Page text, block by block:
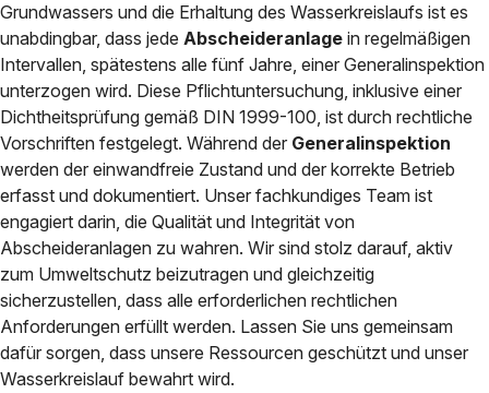
Grundwassers und die Erhaltung des Wasserkreislaufs ist es
unabdingbar, dass jede Abscheideranlage in regelmäßigen
Intervallen, spätestens alle fünf Jahre, einer Generalinspektion
unterzogen wird. Diese Pflichtuntersuchung, inklusive einer
Dichtheitsprüfung gemäß DIN 1999-100, ist durch rechtliche
Vorschriften festgelegt. Während der Generalinspektion
werden der einwandfreie Zustand und der korrekte Betrieb
erfasst und dokumentiert. Unser fachkundiges Team ist
engagiert darin, die Qualität und Integrität von
Abscheideranlagen zu wahren. Wir sind stolz darauf, aktiv
zum Umweltschutz beizutragen und gleichzeitig
sicherzustellen, dass alle erforderlichen rechtlichen
Anforderungen erfüllt werden. Lassen Sie uns gemeinsam
dafür sorgen, dass unsere Ressourcen geschützt und unser
Wasserkreislauf bewahrt wird.